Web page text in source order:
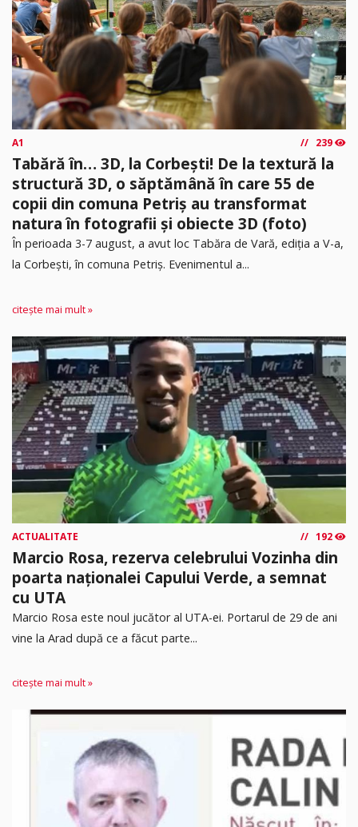
A1 239
Tabără în… 3D, la Corbești! De la textură la
structură 3D, o săptămână în care 55 de
copii din comuna Petriș au transformat
natura în fotografii și obiecte 3D (foto)
În perioada 3-7 august, a avut loc Tabăra de Vară, ediția a V-a,
la Corbești, în comuna Petriș. Evenimentul a...
citește mai mult »
ACTUALITATE 192
Marcio Rosa, rezerva celebrului Vozinha din
poarta naționalei Capului Verde, a semnat
cu UTA
Marcio Rosa este noul jucător al UTA-ei. Portarul de 29 de ani
vine la Arad după ce a făcut parte...
citește mai mult »